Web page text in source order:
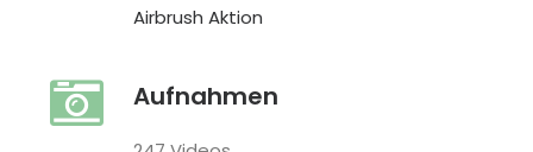
Airbrush Aktion
Aufnahmen